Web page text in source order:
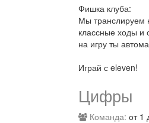
Фишка клуба:
Мы транслируем
классные ходы и
на игру ты
Играй с eleven!
Цифры
Команда: от 1